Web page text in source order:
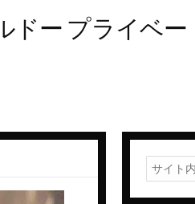
ー プライベー
検
索